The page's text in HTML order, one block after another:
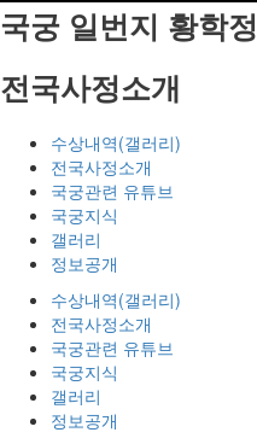
국궁 일번지 황학정
전국사정소개
수상내역(갤러리)
전국사정소개
국궁관련 유튜브
국궁지식
갤러리
정보공개
수상내역(갤러리)
전국사정소개
국궁관련 유튜브
국궁지식
갤러리
정보공개